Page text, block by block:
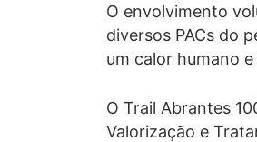
O envolvimento
diversos PACs do
um calor humano
O Trail Abrantes
Valorização e